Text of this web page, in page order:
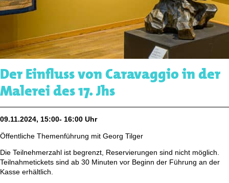
Der Einfluss von Caravaggio in der
Malerei des 17. Jhs
09.11.2024, 15:00- 16:00 Uhr
Öffentliche Themenführung mit Georg Tilger
Die Teilnehmerzahl ist begrenzt, Reservierungen sind nicht möglich.
Teilnahmetickets sind ab 30 Minuten vor Beginn der Führung an der
Kasse erhältlich.